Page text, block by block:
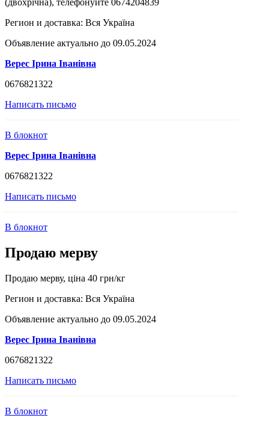
(двохрічна), телефонуйте 0674204839
Регион и доставка: Вся Україна
Объявление актуально до 09.05.2024
Верес Ірина Іванівна
0676821322
Написать письмо
В блокнот
Верес Ірина Іванівна
0676821322
Написать письмо
В блокнот
Продаю мерву
Продаю мерву, ціна 40 грн/кг
Регион и доставка: Вся Україна
Объявление актуально до 09.05.2024
Верес Ірина Іванівна
0676821322
Написать письмо
В блокнот